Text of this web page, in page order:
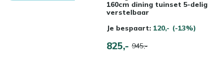
160cm dining tuinset 5-delig
verstelbaar
Je bespaart: 120,- (-13%)
825,- 945,-